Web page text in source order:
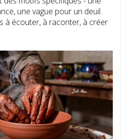
une vague pour un deuil.
à écouter, à raconter, à créer